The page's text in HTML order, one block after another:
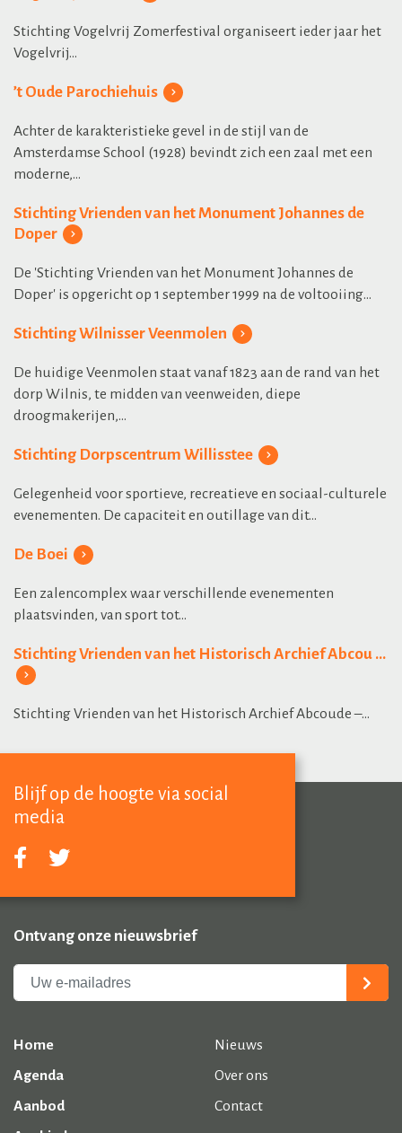
Stichting Vogelvrij Zomerfestival organiseert ieder jaar het
Vogelvrij...
’t Oude Parochiehuis
Achter de karakteristieke gevel in de stijl van de
Amsterdamse School (1928) bevindt zich een zaal met een
moderne,...
Stichting Vrienden van het Monument Johannes de
Doper
De 'Stichting Vrienden van het Monument Johannes de
Doper' is opgericht op 1 september 1999 na de voltooiing...
Stichting Wilnisser Veenmolen
De huidige Veenmolen staat vanaf 1823 aan de rand van het
dorp Wilnis, te midden van veenweiden, diepe
droogmakerijen,...
Stichting Dorpscentrum Willisstee
Gelegenheid voor sportieve, recreatieve en sociaal-culturele
evenementen. De capaciteit en outillage van dit...
De Boei
Een zalencomplex waar verschillende evenementen
plaatsvinden, van sport tot...
Stichting Vrienden van het Historisch Archief Abcou ...
Stichting Vrienden van het Historisch Archief Abcoude –...
Blijf op de hoogte via social
media
Ontvang onze nieuwsbrief
Home
Agenda
Aanbod
Nieuws
Over ons
Contact